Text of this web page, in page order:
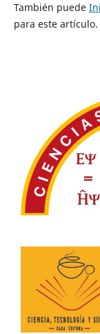
También puede
para este artículo.